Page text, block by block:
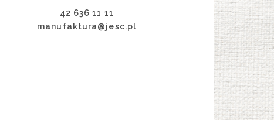
42 636 11 11
manufaktura@jesc.pl